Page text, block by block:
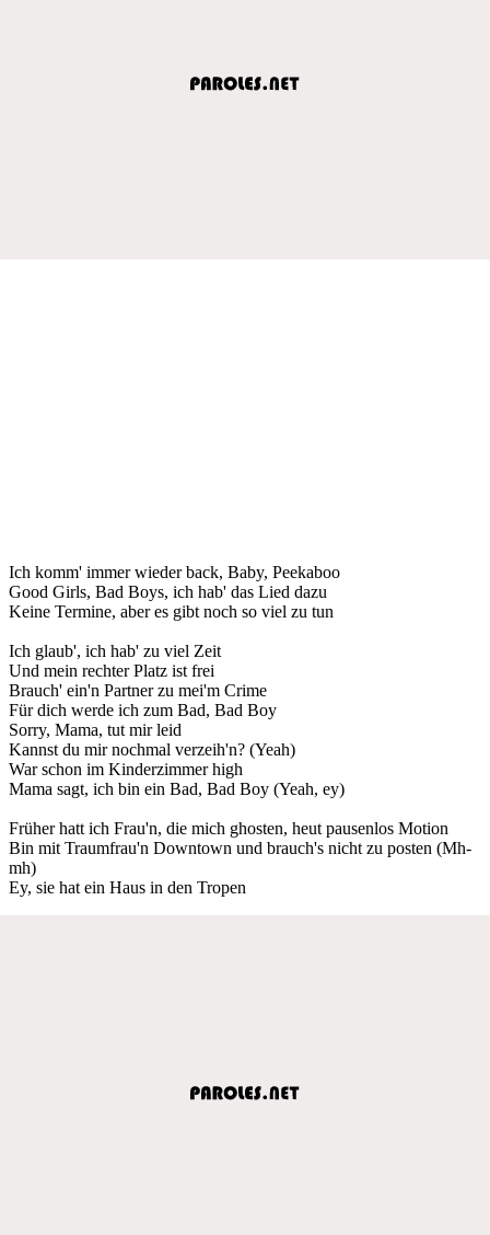
Ich komm' immer wieder back, Baby, Peekaboo
Good Girls, Bad Boys, ich hab' das Lied dazu
Keine Termine, aber es gibt noch so viel zu tun
Ich glaub', ich hab' zu viel Zeit
Und mein rechter Platz ist frei
Brauch' ein'n Partner zu mei'm Crime
Für dich werde ich zum Bad, Bad Boy
Sorry, Mama, tut mir leid
Kannst du mir nochmal verzeih'n? (Yeah)
War schon im Kinderzimmer high
Mama sagt, ich bin ein Bad, Bad Boy (Yeah, ey)
Früher hatt ich Frau'n, die mich ghosten, heut pausenlos Motion
Bin mit Traumfrau'n Downtown und brauch's nicht zu posten (Mh-
mh)
Ey, sie hat ein Haus in den Tropen